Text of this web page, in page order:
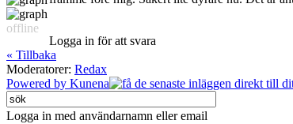
offline
Logga in för att svara
« Tillbaka
Moderatorer: Redax
Powered by Kunena
Logga in med användarnamn eller email